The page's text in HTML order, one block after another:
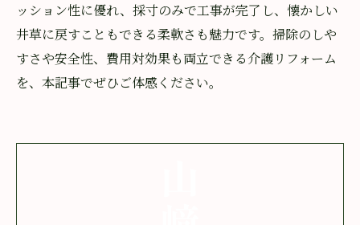
ッション性に優れ、採寸のみで工事が完了し、懐かしい
井草に戻すこともできる柔軟さも魅力です。掃除のしや
すさや安全性、費用対効果も両立できる介護リフォーム
を、本記事でぜひご体感ください。